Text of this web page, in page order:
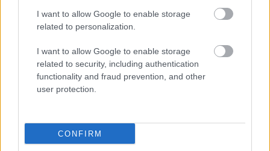
I want to allow Google to enable storage
related to personalization.
I want to allow Google to enable storage
related to security, including authentication
functionality and fraud prevention, and other
user protection.
CONFIRM
Salonul Diyona are o oferta de necombatut:-20%
reducere la aplicarea ojei semipermanente OPI
70 de RON.
Salonul Diyona este deschis de luni pana vineri
intre orele 10-21 iar sambata si duminica de la 9
Fa-ti o programare la unul dintre cele doua sedii,
fie la cel din Militari, fie la cel din Timpuri Noi si